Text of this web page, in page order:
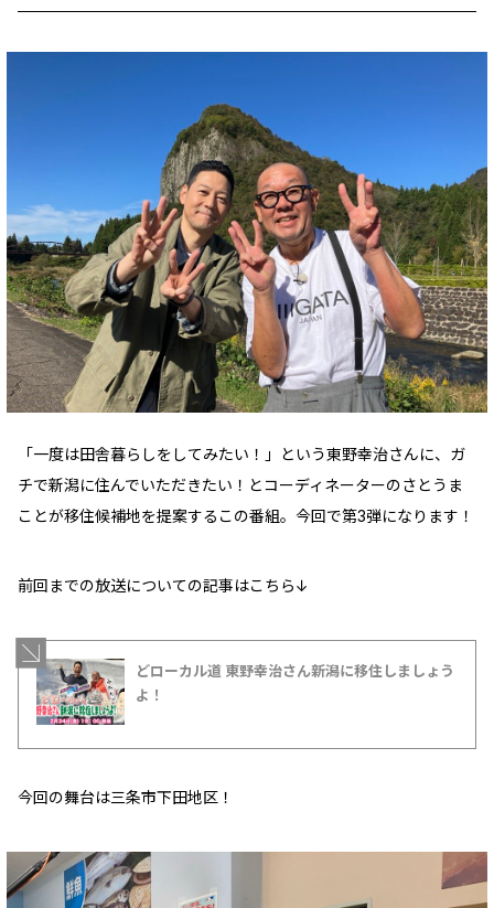
「一度は田舎暮らしをしてみたい！」という東野幸治さんに、ガ
チで新潟に住んでいただきたい！とコーディネーターのさとうま
ことが移住候補地を提案するこの番組。今回で第3弾になります！
前回までの放送についての記事はこちら↓
どローカル道 東野幸治さん新潟に移住しましょう
よ！
今回の舞台は三条市下田地区！